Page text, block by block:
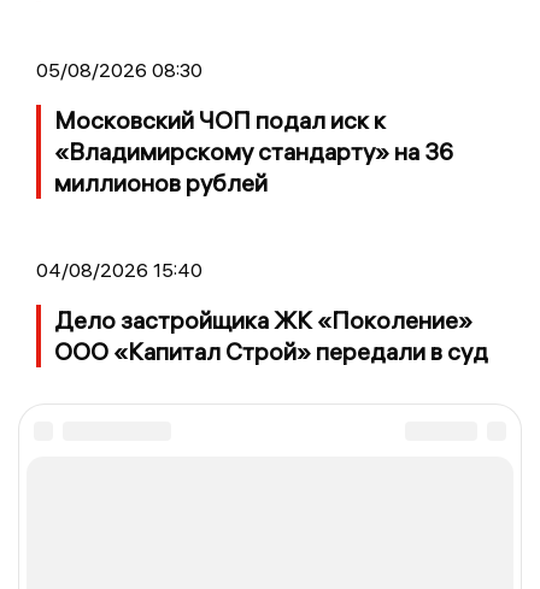
05/08/2026 08:30
Московский ЧОП подал иск к
«Владимирскому стандарту» на 36
миллионов рублей
04/08/2026 15:40
Дело застройщика ЖК «Поколение»
ООО «Капитал Строй» передали в суд